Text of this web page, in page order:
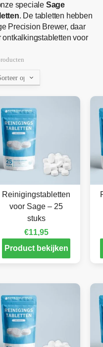
speciale Sage
. De tabletten hebben
Precision Brewer, daar
voor
Reinigingstabletten
voor Sage – 25
stuks
€11,95
Product bekijken